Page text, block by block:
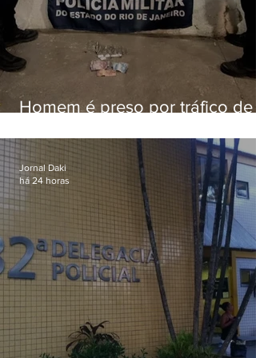
Homem é preso por tráfico de
Jornal Daki
há 24 horas